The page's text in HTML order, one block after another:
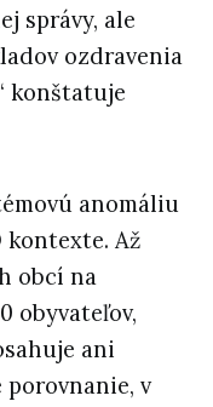
správy, ale
ozdravenia
konštatuje
anomáliu
kontexte. Až
obcí na
obyvateľov,
ani
porovnanie, v